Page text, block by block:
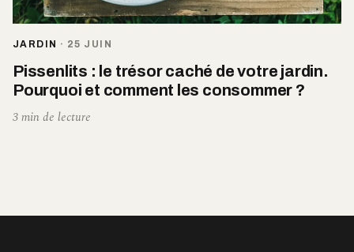
JARDIN · 25 JUIN
Pissenlits : le trésor caché de votre jardin.
Pourquoi et comment les consommer ?
3 min de lecture